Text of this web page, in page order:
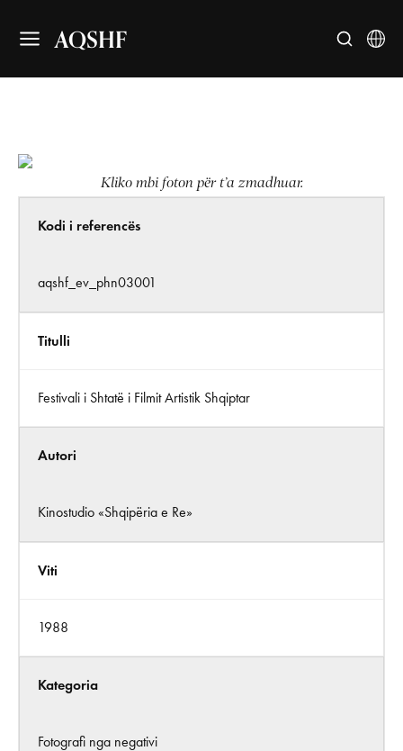
AQSHF
Kliko mbi foton për t’a zmadhuar.
Kodi i referencës
aqshf_ev_phn03001
Titulli
Festivali i Shtatë i Filmit Artistik Shqiptar
Autori
Kinostudio «Shqipëria e Re»
Viti
1988
Kategoria
Fotografi nga negativi